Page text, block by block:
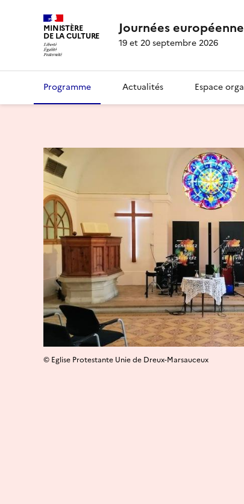
MINISTÈRE
DE LA CULTURE Journées
19 et 20 septembre 2026
Programme Actualités Espace
© Eglise Protestante Unie de Dreux-Marsauceux